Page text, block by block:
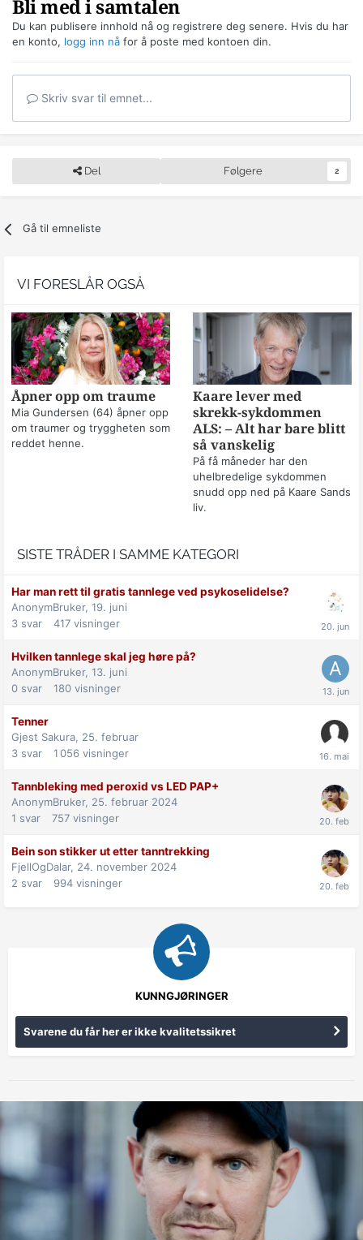
Bli med i samtalen
Du kan publisere innhold nå og registrere deg senere. Hvis du har
en konto, logg inn nå for å poste med kontoen din.
Skriv svar til emnet...
Del Følgere 2
Gå til emneliste
VI FORESLÅR OGSÅ
Åpner opp om traume
Mia Gundersen (64) åpner opp
om traumer og tryggheten som
reddet henne.
Kaare lever med
skrekk-sykdommen
ALS: – Alt har bare blitt
så vanskelig
På få måneder har den
uhelbredelige sykdommen
snudd opp ned på Kaare Sands
liv.
SISTE TRÅDER I SAMME KATEGORI
Har man rett til gratis tannlege ved psykoselidelse?
AnonymBruker, 19. juni
3 svar 417 visninger
Hvilken tannlege skal jeg høre på?
AnonymBruker, 13. juni
0 svar 180 visninger
Tenner
Gjest Sakura, 25. februar
3 svar 1 056 visninger
Tannbleking med peroxid vs LED PAP+
AnonymBruker, 25. februar 2024
1 svar 757 visninger
Bein son stikker ut etter tanntrekking
FjellOgDalar, 24. november 2024
2 svar 994 visninger
KUNNGJØRINGER
Svarene du får her er ikke kvalitetssikret